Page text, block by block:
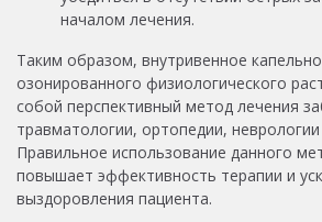
началом лечения.
Таким образом, внутривенное
озонированного физиологического
собой перспективный метод лечения
травматологии, ортопедии,
Правильное использование данного
повышает эффективность терапии и
выздоровления пациента.